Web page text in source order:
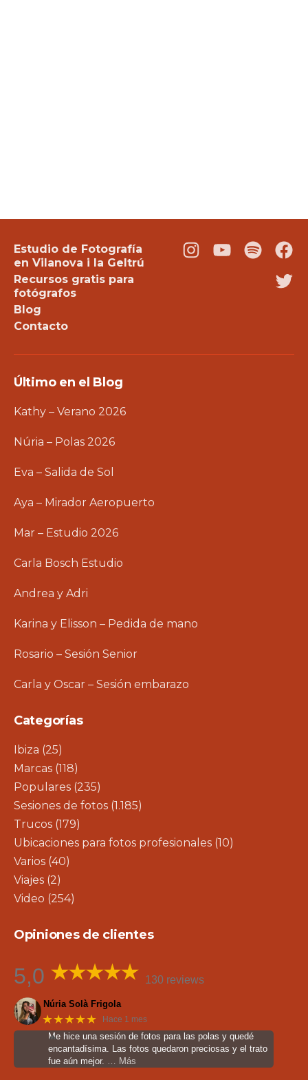
Estudio de Fotografía
en Vilanova i la Geltrú
Recursos gratis para
fotógrafos
Blog
Contacto
Instagram
YoutubePodcast
Último en el Blog
Kathy – Verano 2026
Núria – Polas 2026
Eva – Salida de Sol
Aya – Mirador Aeropuerto
Mar – Estudio 2026
Carla Bosch Estudio
Andrea y Adri
Karina y Elisson – Pedida de mano
Rosario – Sesión Senior
Carla y Oscar – Sesión embarazo
Categorías
Ibiza (25)
Marcas (118)
Populares (235)
Sesiones de fotos (1.185)
Trucos (179)
Ubicaciones para fotos profesionales (10)
Varios (40)
Viajes (2)
Video (254)
Opiniones de clientes
5,0 130 reviews
Núria Solà Frigola
★★★★★ Hace 1 mes
Me hice una sesión de fotos para las polas y quedé
encantadísima. Las fotos quedaron preciosas y el trato
fue aún mejor. … Más